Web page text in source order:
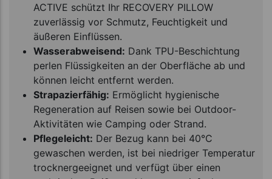
ACTIVE schützt Ihr RECOVERY PILLOW
zuverlässig vor Schmutz, Feuchtigkeit und
äußeren Einflüssen.
Wasserabweisend: Dank TPU-Beschichtung
perlen Flüssigkeiten an der Oberfläche ab und
können leicht entfernt werden.
Strapazierfähig: Ermöglicht hygienische
Regeneration auf Reisen sowie bei Outdoor-
Aktivitäten wie Camping oder Strand.
Pflegeleicht: Der Bezug kann bei 40°C
gewaschen werden, ist bei niedriger Temperatur
trocknergeeignet und verfügt über einen